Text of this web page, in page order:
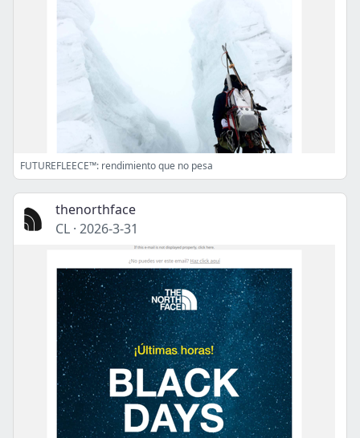
FUTUREFLEECE™: rendimiento que no pesa
thenorthface
CL · 2026-3-31